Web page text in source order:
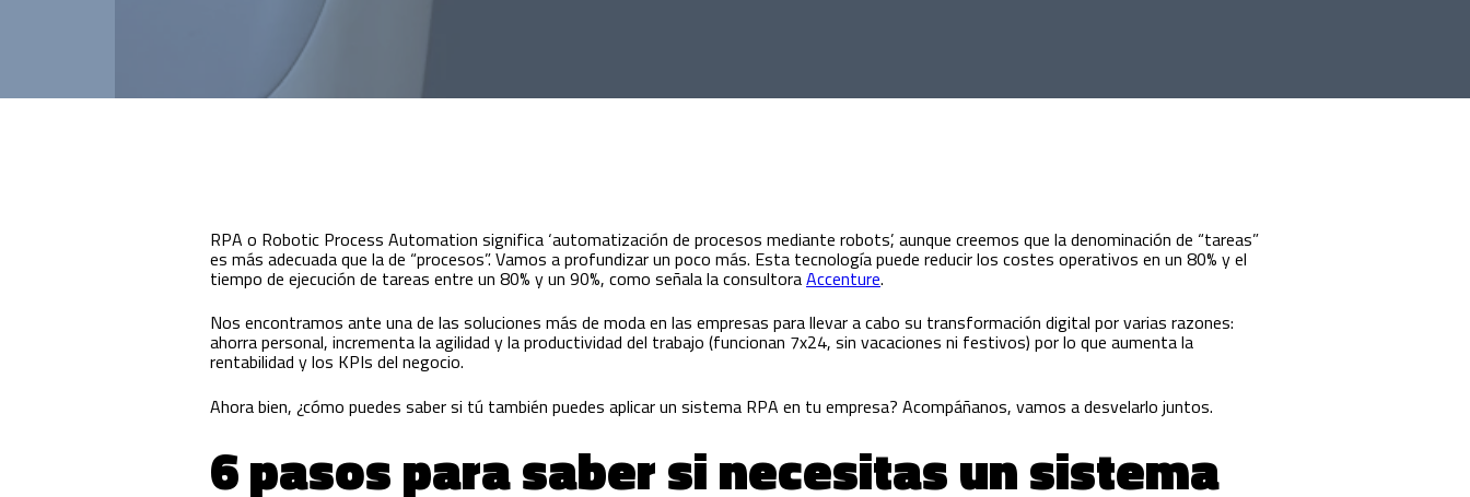
RPA o Robotic Process Automation significa ‘automatización de procesos mediante robots’, aunque creemos que la denominación de “tareas”
es más adecuada que la de “procesos”. Vamos a profundizar un poco más. Esta tecnología puede reducir los costes operativos en un 80% y el
tiempo de ejecución de tareas entre un 80% y un 90%, como señala la consultoraAccenture.
Nos encontramos ante una de las soluciones más de moda en las empresas para llevar a cabo su transformación digital por varias razones:
ahorra personal, incrementa la agilidad y la productividad del trabajo (funcionan 7x24, sin vacaciones ni festivos) por lo que aumenta la
rentabilidad y los KPIs del negocio.
Ahora bien, ¿cómo puedes saber si tú también puedes aplicar un sistema RPA en tu empresa? Acompáñanos, vamos a desvelarlo juntos.
6 pasos para saber si necesitas un sistema